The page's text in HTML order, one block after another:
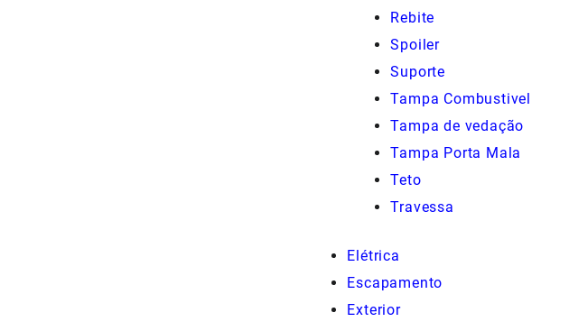
Rebite
Spoiler
Suporte
Tampa Combustivel
Tampa de vedação
Tampa Porta Mala
Teto
Travessa
Elétrica
Escapamento
Exterior